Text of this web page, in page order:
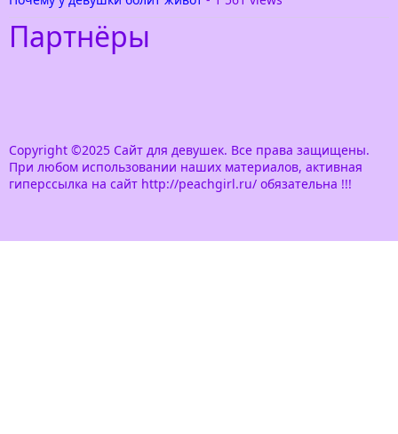
Партнёры
Copyright ©2025 Сайт для девушек. Все права защищены.
При любом использовании наших материалов, активная
гиперссылка на сайт http://peachgirl.ru/ обязательна !!!